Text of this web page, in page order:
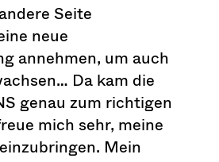
Seite
neue
annehmen, um auch
Da kam die
genau zum richtigen
mich sehr, meine
Mein